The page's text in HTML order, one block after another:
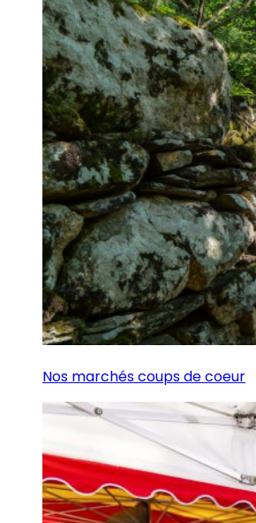
Nos marchés coups de coeur